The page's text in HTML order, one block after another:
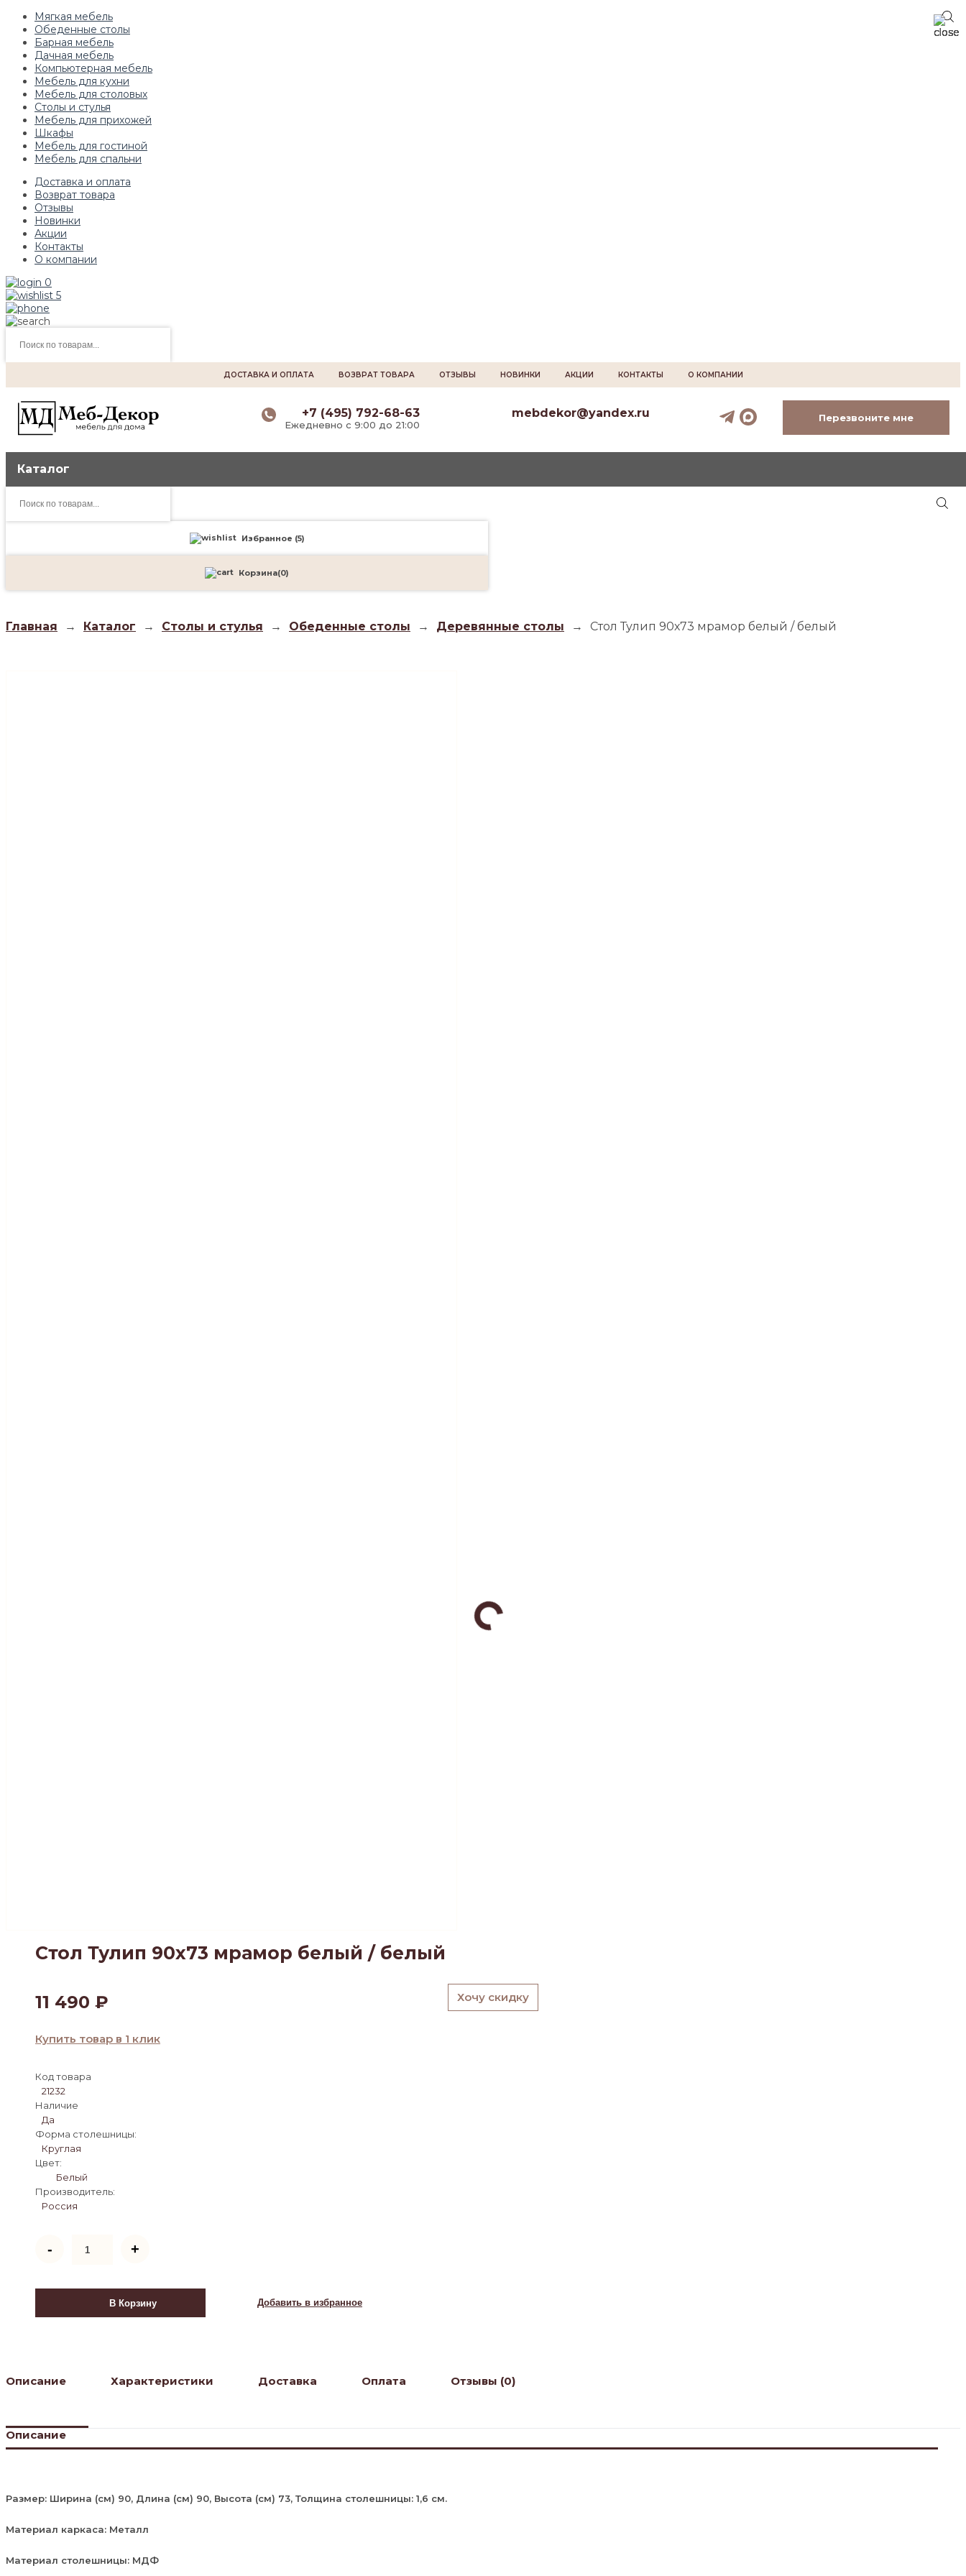
Мягкая мебель
Обеденные столы
Барная мебель
Дачная мебель
Компьютерная мебель
Мебель для кухни
Мебель для столовых
Столы и стулья
Мебель для прихожей
Шкафы
Мебель для гостиной
Мебель для спальни
Доставка и оплата
Возврат товара
Отзывы
Новинки
Акции
Контакты
О компании
0
5
товаров
ДОСТАВКА И ОПЛАТА ВОЗВРАТ ТОВАРА ОТЗЫВЫ НОВИНКИ АКЦИИ КОНТАКТЫ О КОМПАНИИ
+7 (495) 792-68-63
Ежедневно с 9:00 до 21:00
mebdekor@yandex.ru Перезвоните мне
Каталог
товаров
Избранное (5)
Корзина(0)
Главная → Каталог → Столы и стулья → Обеденные столы → Деревянные столы → Стол Тулип 90х73 мрамор белый / белый
Стол Тулип 90х73 мрамор белый / белый
11 490 ₽ Хочу скидку
Купить товар в 1 клик
Код товара
21232
Наличие
Да
Форма столешницы:
Круглая
Цвет:
Белый
Производитель:
Россия
-
товара
90х73
мрамор
белый
+
В Корзину Добавить в избранное
Описание Характеристики Доставка Оплата Отзывы (0)
Описание
Размер: Ширина (см) 90, Длина (см) 90, Высота (см) 73, Толщина столешницы: 1,6 см.
Материал каркаса: Металл
Материал столешницы: МДФ